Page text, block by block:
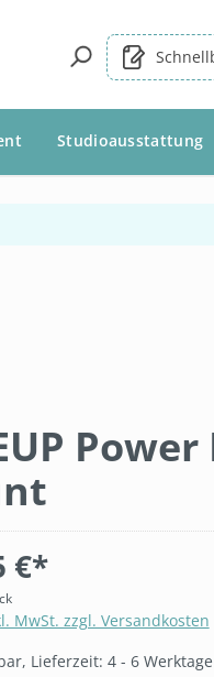
Studioausstattung
€*
MwSt. zzgl. Versandkosten
Lieferzeit: 4 - 6 Werktage